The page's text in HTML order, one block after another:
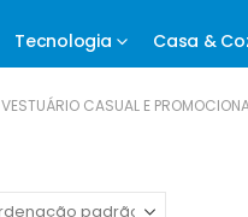
Tecnologia Casa &
VESTUÁRIO CASUAL E